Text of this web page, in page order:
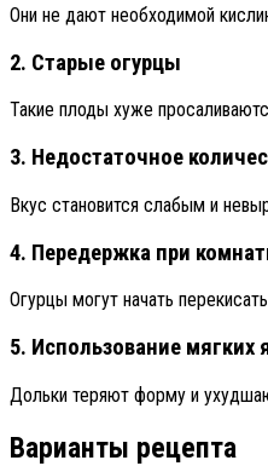
Они не дают необходимой
2. Старые огурцы
Такие плоды хуже
3. Недостаточное
Вкус становится слабым и
4. Передержка при
Огурцы могут начать
5. Использование мягких
Дольки теряют форму и
Варианты рецепта